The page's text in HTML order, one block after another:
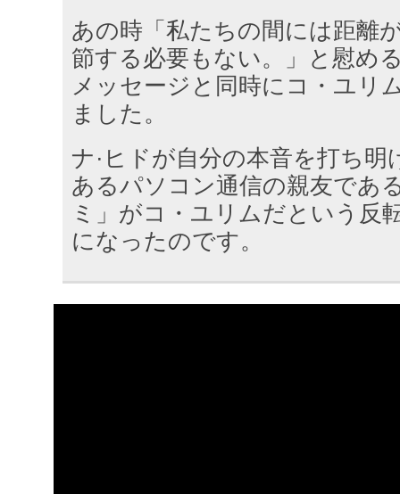
あの時「私たちの間には距離
節する必要もない。」と慰め
メッセージと同時にコ・ユリ
ました。
ナ·ヒドが自分の本音を打ち明
あるパソコン通信の親友であ
ミ」がコ・ユリムだという反
になったのです。